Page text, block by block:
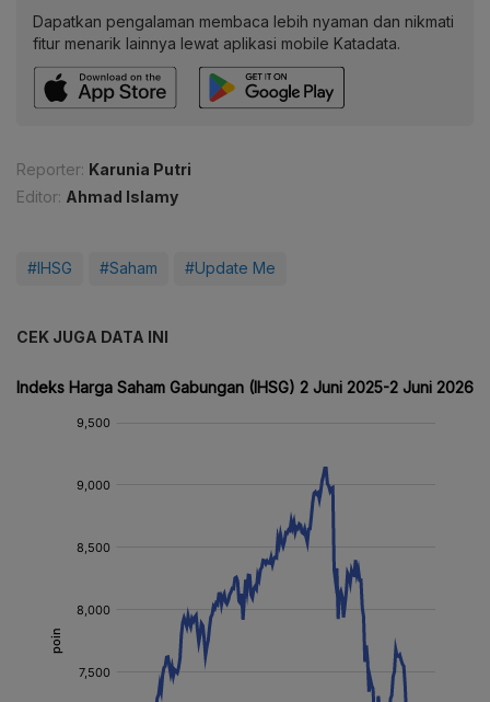
Dapatkan pengalaman membaca lebih nyaman dan nikmati
fitur menarik lainnya lewat aplikasi mobile Katadata.
Reporter: Karunia Putri
Editor: Ahmad Islamy
#IHSG #Saham #Update Me
CEK JUGA DATA INI